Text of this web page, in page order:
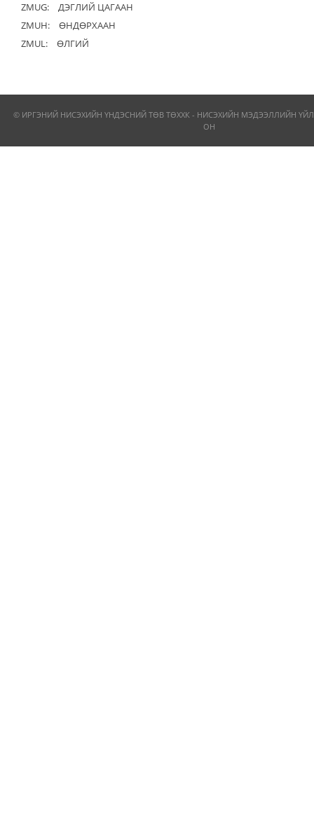
ZMUG:
ДЭГЛИЙ ЦАГААН
ZMUH:
ӨНДӨРХААН
ZMUL:
ӨЛГИЙ
© ИРГЭНИЙ НИСЭХИЙН ҮНДЭСНИЙ ТӨВ ТӨХХК - НИСЭХИЙН МЭДЭЭЛЛИЙН
ОН